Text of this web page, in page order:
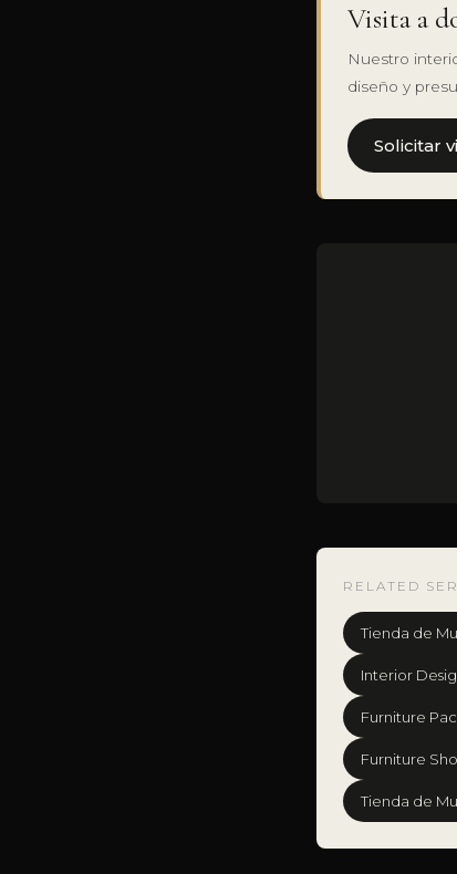
Visita a
Nuestro
diseño y
Solicitar
RELATED
Tienda de
Interior
Furniture
Furniture
Tienda de